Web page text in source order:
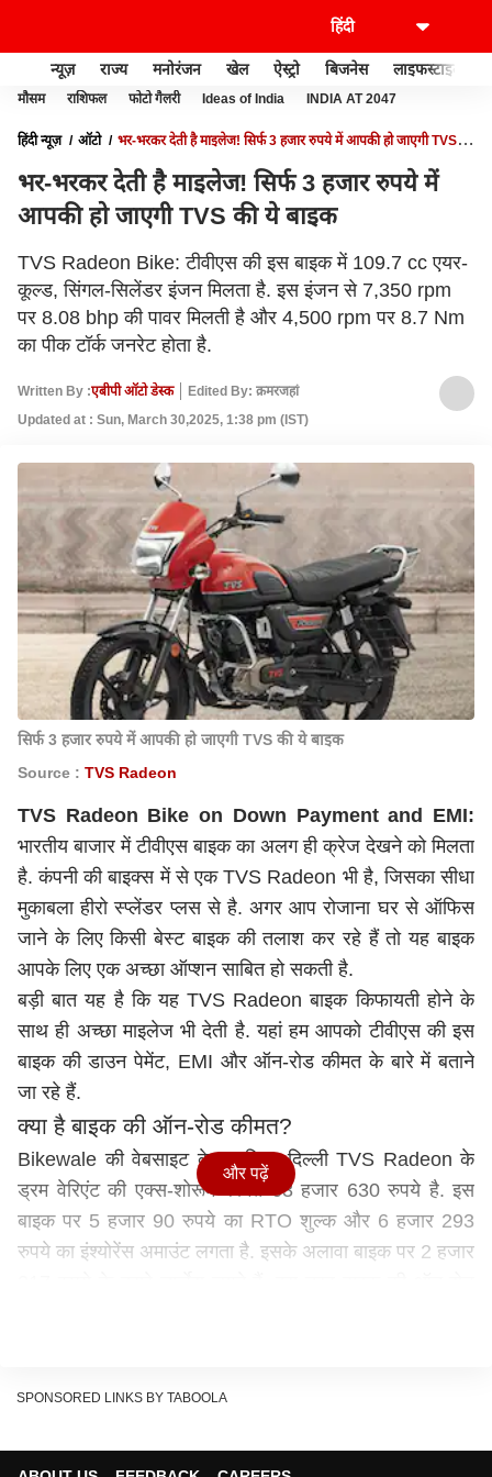
न्यूज़ राज्य मनोरंजन खेल ऐस्ट्रो बिजनेस लाइफस्टाइल
मौसम राशिफल फोटो गैलरी Ideas of India INDIA AT 2047
हिंदी न्यूज़ ऑटो
भर-भरकर देती है माइलेज! सिर्फ 3 हजार रुपये में आपकी हो जाएगी TVS की
भर-भरकर देती है माइलेज! सिर्फ 3 हजार रुपये में
आपकी हो जाएगी TVS की ये बाइक
TVS Radeon Bike: टीवीएस की इस बाइक में 109.7 cc एयर-
कूल्ड, सिंगल-सिलेंडर इंजन मिलता है. इस इंजन से 7,350 rpm
पर 8.08 bhp की पावर मिलती है और 4,500 rpm पर 8.7 Nm
का पीक टॉर्क जनरेट होता है.
Written By :एबीपी ऑटो डेस्क
Edited By: क़मरजहां
Updated at : Sun, March 30,2025, 1:38 pm (IST)
सिर्फ 3 हजार रुपये में आपकी हो जाएगी TVS की ये बाइक
Source : TVS Radeon
TVS Radeon Bike on Down Payment and EMI:
भारतीय बाजार में टीवीएस बाइक का अलग ही क्रेज देखने को मिलता
है. कंपनी की बाइक्स में से एक TVS Radeon भी है, जिसका सीधा
मुकाबला हीरो स्प्लेंडर प्लस से है. अगर आप रोजाना घर से ऑफिस
जाने के लिए किसी बेस्ट बाइक की तलाश कर रहे हैं तो यह बाइक
आपके लिए एक अच्छा ऑप्शन साबित हो सकती है.
बड़ी बात यह है कि यह TVS Radeon बाइक किफायती होने के
साथ ही अच्छा माइलेज भी देती है. यहां हम आपको टीवीएस की इस
बाइक की डाउन पेमेंट, EMI और ऑन-रोड कीमत के बारे में बताने
जा रहे हैं.
क्या है बाइक की ऑन-रोड कीमत?
Bikewale की वेबसाइट के मुताबिक, दिल्ली TVS Radeon के
ड्रम वेरिएंट की एक्स-शोरूम कीमत 63 हजार 630 रुपये है. इस
बाइक पर 5 हजार 90 रुपये का RTO शुल्क और 6 हजार 293
रुपये का इंश्योरेंस अमाउंट लगता है. इसके अलावा बाइक पर 2 हजार
मासिक ब्याज दर से 3 साल के लिए लोन लेने पर आपको 2 हजार
और पढ़ें
SPONSORED LINKS BY TABOOLA